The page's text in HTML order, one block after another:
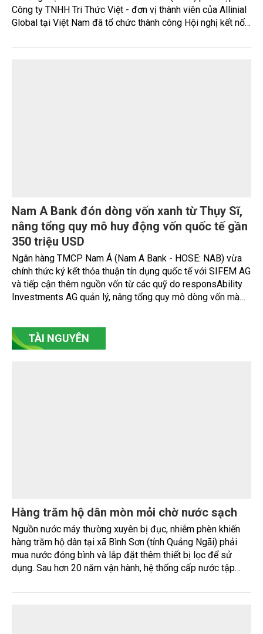
Wellness tại Việt Nam, thay vì chỉ tập trung kinh doanh các
sản phẩm chăm sóc sức khỏe riêng lẻ.
dòng vốn quốc tế
Sáng ngày 7/8, tại TP. Hồ Chí Minh, Trung tâm Xúc tiến
Thương mại và Đầu tư TP. Hồ Chí Minh (ITPC) phối hợp với
Công ty TNHH Tri Thức Việt - đơn vị thành viên của Allinial
Global tại Việt Nam đã tổ chức thành công Hội nghị kết nối
mở rộng năng lực cạnh tranh và tiếp cận thị trường Quốc tế.
Ngân hàng TMCP Nam Á (Nam A Bank - HOSE: NAB) vừa
chính thức ký kết thỏa thuận tín dụng quốc tế với SIFEM AG
và tiếp cận thêm nguồn vốn từ các quỹ do responsAbility
Investments AG quản lý, nâng tổng quy mô dòng vốn mà
ngân hàng này thu hút thành công từ đầu năm đến nay lên
gần 350 triệu USD.